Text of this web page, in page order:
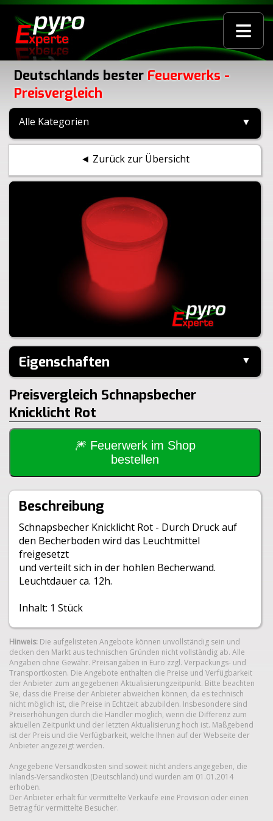
≡
Deutschlands bester Feuerwerks -
Preisvergleich
Alle Kategorien ▼
◄ Zurück zur Übersicht
Eigenschaften ▼
Hersteller:
---
Inhalt je Pack:
1 Stück
Größe:
Preisvergleich Schnapsbecher
Knicklicht Rot
🎆 Feuerwerk im Shop
bestellen
Beschreibung
Schnapsbecher Knicklicht Rot - Durch Druck auf
den Becherboden wird das Leuchtmittel
freigesetzt
und verteilt sich in der hohlen Becherwand.
Leuchtdauer ca. 12h.
Inhalt: 1 Stück
Hinweis: Die aufgelisteten Angebote können unvollständig sein und
decken den Markt aus technischen Gründen nicht vollständig ab. Alle
Angaben ohne Gewähr. Preisangaben in Euro zzgl. Verpackungs- und
Transportkosten. Die Angebote enthalten die Preise und Verfügbarkeit
der Anbieter zum angegebenen Aktualisierungzeitpunkt. Bitte beachten
Sie, dass die Preise der Anbieter abweichen können, da es technisch
nicht möglich ist, die Preise in Echtzeit abzubilden. Insbesondere sind
Preiserhöhungen durch die Händler möglich, wenn die Differenz zum
aktuellen Zeitpunkt und der letzten Aktualisierung hoch ist. Maßgebend
ist der Preis und die Verfügbarkeit, welche Ihnen auf der Webseite der
Anbieter angezeigt werden.
Angegebene Versandkosten sind soweit nicht anders angegeben, die
Inlands-Versandkosten (Deutschland) und wurden am 01.01.2014
erhoben.
Der Anbieter erhält für vermittelte Verkäufe eine Provision oder einen
Betrag für vermittelte Besucher.